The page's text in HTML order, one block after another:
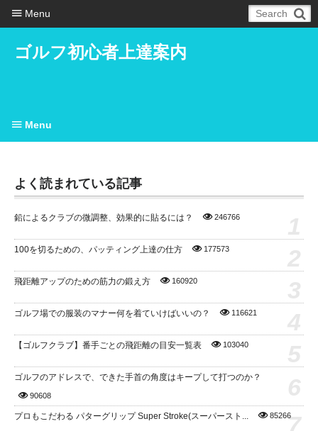
ゴルフ初心者上達案内
よく読まれている記事
鉛によるクラブの微調整、効果的に貼るには？ 246766
100を切るための、パッティング上達の仕方 177573
飛距離アップのための筋力の鍛え方 160920
ゴルフ場での服装のマナー何を着ていけばいいの？ 116621
【ゴルフクラブ】番手ごとの飛距離の目安一覧表 103040
ゴルフのアドレスで、できた手首の角度はキープして打つのか？
90608
プロもこだわる パターグリップ Super Stroke(スーパースト... 85266
7
Menu
Menu